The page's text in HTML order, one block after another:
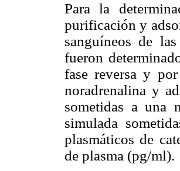
Para la
purificación y
sanguíneos de
fueron
fase reversa y
noradrenalina y
sometidas a una
simulada
plasmáticos de
de plasma (pg/ml).